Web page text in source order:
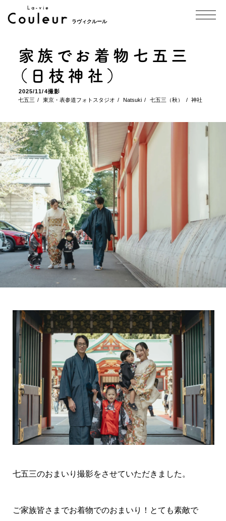
ラヴィクルール
家族でお着物七五三
（日枝神社）
2025/11/4撮影
七五三
東京・表参道フォトスタジオ Natsuki 七五三（秋） 神社
七五三のおまいり撮影をさせていただきました。
ご家族皆さまでお着物でのおまいり！とても素敵で